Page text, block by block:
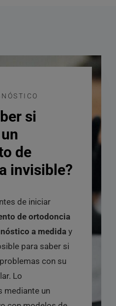
si
de
invisible?
de iniciar
de ortodoncia
a medida y
para saber si
con su
Lo
mediante un